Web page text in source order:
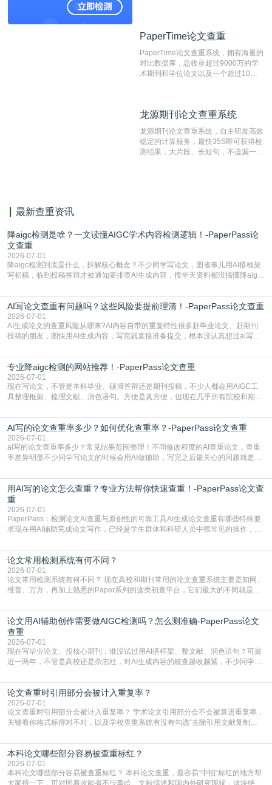
系统，可检测中文、英文两种语言的论
PaperTime论文查重
PaperTime论文查重系统，拥有海量的
对比数据库，总收录超过9000万的学
术期刊和学位论文以及一个超过10亿
对，利用指纹索引快速而精准地在云检
有相似的片段，该项技术检测速度快、
准确率高，市场反映良好。
龙源期刊论文查重系统
龙源期刊论文查重系统，自主研发高效
稳定的计算服务，最快35S即可获得检
测结果，大片段、长短句，不遗漏一处
最新查重资讯
降aigc检测是啥？一文读懂AIGC学术内容检测逻辑！-PaperPass论
文查重
2026-07-01
降aigc检测到底是什么，拆解核心概念？不少同学写论文，图省事儿用AI搭框架
写初稿，临到投稿答辩才被通知要排查AI生成内容，搜半天资料都没搞懂降aigc
怕是已经入行的科研人员，不少人也搞不清降aigc检测是啥，对相关要求摸不
准。其实，降aigc检测是伴随AIGC工具在学术领域普及诞生的新需求，核心是为
了满足现在高校、期刊对AI生
AI写论文查重有问题吗？这些风险要提前理清！-PaperPass论文查重
2026-07-01
AI生成论文的查重风险从哪来?AI内容自带的重复特性很多赶毕业论文、赶期刊
投稿的朋友，图快用AI生成内容，写完就直接准备提交，根本没认真想过ai写论
自带不可忽视的查重风险。AI训练依赖海量公开的文本数据，生成内容本质是基
于训练数据的概率拼接，不是从零开始的原创创作。生成过程中，很容易复用已
有的高频公共表述，甚至直接拼接已经公开
专业降aigc检测的网站推荐！-PaperPass论文查重
2026-07-01
现在写论文，不管是本科毕业、硕博答辩还是期刊投稿，不少人都会用AIGC工
具整理框架、梳理文献、润色语句。方便是真方便，但现在几乎所有院校和期刊
五遍还是过不了预检测的大有人在，这时候，找到靠谱的降AIGC检测率的网
站，就能少走好多弯路。PaperPass：守护学术原创性的智能伙伴AIGC生成内
容的学术合规痛点去年帮一个本科师弟改
AI写的论文查重率多少？如何优化查重率？-PaperPass论文查重
2026-07-01
ai写的论文查重率多少？常见结果范围整理！不同修改程度的AI查重论文，查重
率差异明显不少同学写论文的时候会用AI做辅助，写完之后最关心的问题就是ai
实际情况和大家想的不太一样。AI训练依赖海量公开学术文献、网络内容，生成
内容本质是按照语义概率拼接已有内容，很容易和已发布的作品撞重复，甚至会
直接引用整段已有内容，所以查重率偏高是
用AI写的论文怎么查重？专业方法帮你快速查重！-PaperPass论文查
重
2026-07-01
PaperPass：检测论文AI查重与原创性的可靠工具AI生成论文查重有哪些特殊要
求现在用AI辅助完成论文写作，已经是学生群体和科研人员中很常见的操作，不
但很多人忽略了，AI生成的内容天生带有重复风险——训练AI的数据集本身就包
含大量已公开的学术内容、网络原创内容，AI输出内容时很容易无意识拼接出重
复片
论文常用检测系统有何不同？
2026-07-01
论文常用检测系统有何不同？ 现在高校和期刊常用的论文查重系统主要是知网、
维普、万方，再加上熟悉的Paper系列的这类初查平台，它们最大的不同就是数
查数值误导。知网（CNKI）是学校定稿检测的绝对主流。本科用PMLC，含大学
生联合比对库，能比历届学长论文，硕博用VIP/TMLC，含学术论文联合比对
库，期刊投稿用AMLMC/SML
论文用AI辅助创作需要做AIGC检测吗？怎么测准确-PaperPass论文
查重
2026-07-01
现在写毕业论文、投核心期刊，谁没试过用AI搭框架、整文献、润色语句？可最
近一两年，不管是高校还是杂志社，对AI生成内容的核查越收越紧，不少同学投
真的太亏。提前做AIGC检测，已经成了很多过来人交稿前必做的一步。为什么
AIGC检测成了论文答辩投稿前的必备项？可能还有不少人觉得，我就用AI搭了个
框架，内容都是自己写的，至于做AIG
论文查重时引用部分会被计入重复率？
2026-07-01
论文查重时引用部分会被计入重复率？ 学术论文引用部分会不会被算进重复率，
关键看你格式标得对不对，以及学校查重系统有没有勾选“去除引用文献复制
独占一行，每条文献用[1][2]方括号编号、与正文一一对应，著录项符合GB/T
7714（作者、题名、刊名、年、卷期、页码齐全，标点用半角）；查重系统识别
成功后通常把这段标为引用，
本科论文哪些部分容易被查重标红？
2026-07-01
本科论文哪些部分容易被查重标红？ 本科论文查重，最容易“中招“标红的地方帮
大家捋一下，可对照着改能省不少事哈。文献综述和国内外研究现状，这块绝对